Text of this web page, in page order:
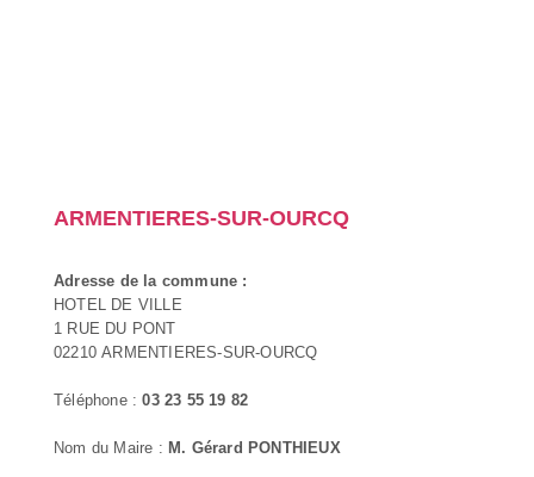
ARMENTIERES-SUR-OURCQ
Adresse de la commune :
HOTEL DE VILLE
1 RUE DU PONT
02210 ARMENTIERES-SUR-OURCQ
Téléphone :03 23 55 19 82
Nom du Maire : M. Gérard PONTHIEUX